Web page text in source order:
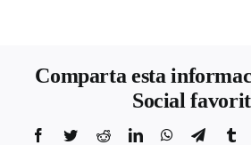
Comparta esta
Social
Facebook
TwitterRedditLinkedInWhatsApp